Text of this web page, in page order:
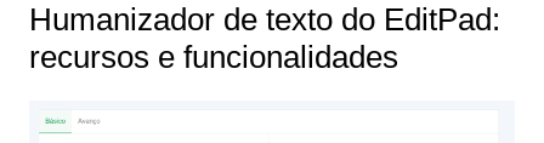
Humanizador de texto do EditPad:
recursos e funcionalidades